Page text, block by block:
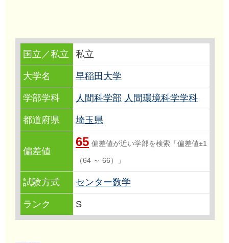
国立／私立 私立
大学名 早稲田大学
学部学科 人間科学部 人間環境科学学科
都道府県 埼玉県
偏差値
65 偏差値が近い学部を検索「偏差値±1
（64 ～ 66）」
試験方式 センター数学
ランク S